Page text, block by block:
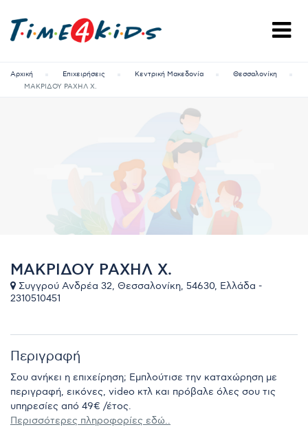
Αρχική Επιχειρήσεις Κεντρική Μακεδονία
Θεσσαλονίκη
ΜΑΚΡΙΔΟΥ ΡΑΧΗΛ Χ.
ΜΑΚΡΙΔΟΥ ΡΑΧΗΛ Χ.
Συγγρού Ανδρέα 32, Θεσσαλονίκη, 54630, Ελλάδα -
2310510451
Περιγραφή
Σου ανήκει η επιχείρηση; Εμπλούτισε την καταχώρηση με
περιγραφή, εικόνες, video κτλ και πρόβαλε όλες σου τις
υπηρεσίες από 49€ /έτος.
Περισσότερες πληροφορίες εδώ..